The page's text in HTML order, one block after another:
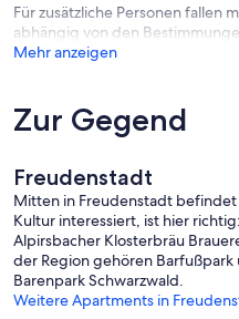
Für zusätzliche Personen fallen
abhängig von den
Mehr anzeigen
Zur Gegend
Freudenstadt
Mitten in Freudenstadt
Kultur interessiert, ist hier
Alpirsbacher Klosterbräu
der Region gehören
Barenpark Schwarzwald.
Weitere Apartments in